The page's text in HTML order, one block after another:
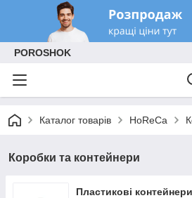
POROSHOK
Каталог товарів HoReCa
Коробки та контейнери
Пластикові контейнери